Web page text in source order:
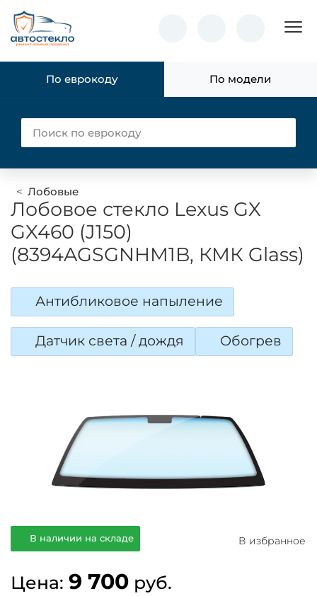
По еврокоду По модели
Лобовые
Лобовое стекло Lexus GX
GX460 (J150)
(8394AGSGNHM1B, КМК Glass)
Антибликовое напыление
Датчик света / дождя Обогрев
В наличии на складе В избранное
Цена: 9 700 руб.